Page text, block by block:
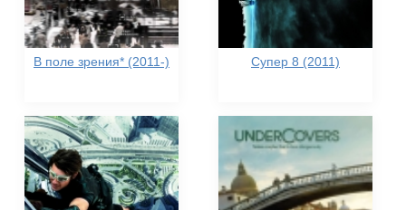
В поле зрения* (2011-) Супер 8 (2011)